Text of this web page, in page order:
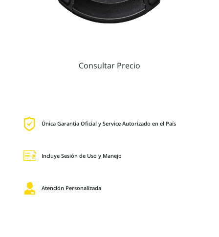
Consultar Precio
Única Garantia Oficial y Service Autorizado en el País
Incluye Sesión de Uso y Manejo
Atención Personalizada